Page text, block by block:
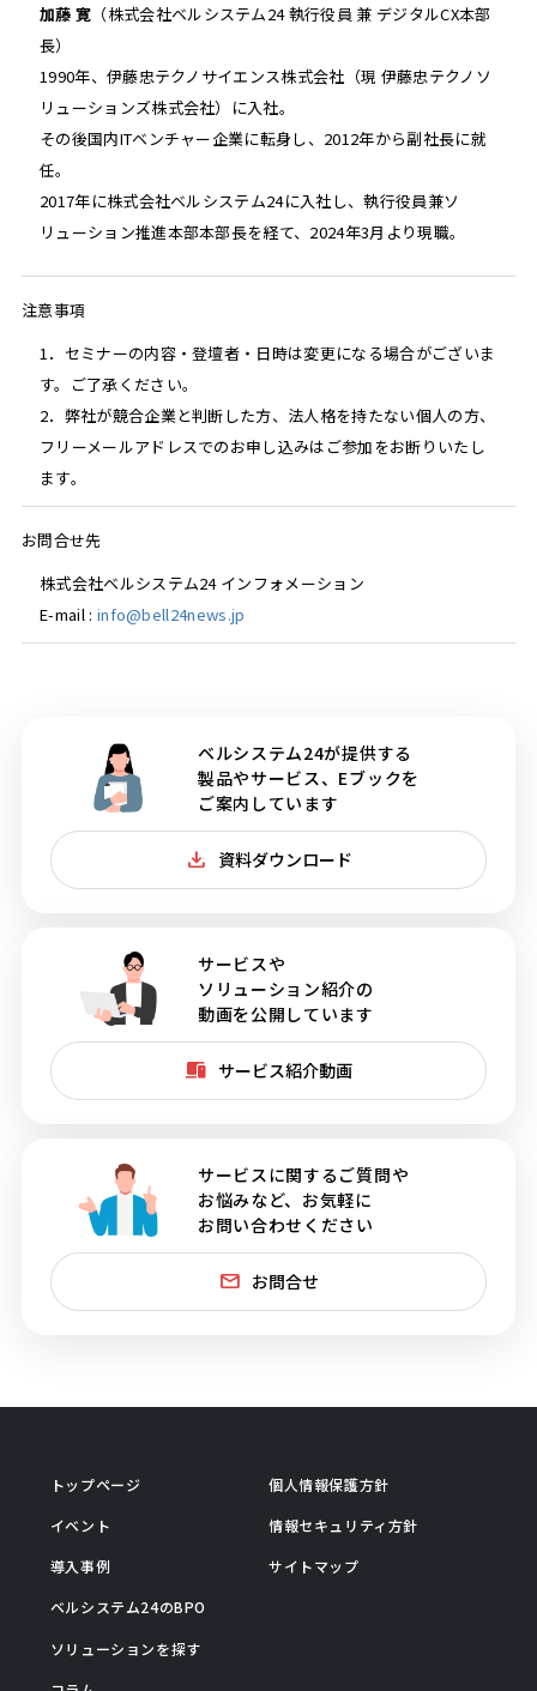
加藤 寛 （株式会社ベルシステム24 執行役員 兼 デジタルCX本部
長）
1990年、伊藤忠テクノサイエンス株式会社（現 伊藤忠テクノソ
リューションズ株式会社）に入社。
その後国内ITベンチャー企業に転身し、2012年から副社長に就
任。
2017年に株式会社ベルシステム24に入社し、執行役員兼ソ
リューション推進本部本部長を経て、2024年3月より現職。
注意事項
1．セミナーの内容・登壇者・日時は変更になる場合がございま
す。ご了承ください。
2．弊社が競合企業と判断した方、法人格を持たない個人の方、
フリーメールアドレスでのお申し込みはご参加をお断りいたし
ます。
お問合せ先
株式会社ベルシステム24 インフォメーション
E-mail : info@bell24news.jp
ベルシステム24が提供する
製品やサービス、Eブックを
ご案内しています
資料ダウンロード
サービスや
ソリューション紹介の
動画を公開しています
サービス紹介動画
サービスに関するご質問や
お悩みなど、お気軽に
お問い合わせください
お問合せ
トップページ
イベント
導入事例
ベルシステム24のBPO
ソリューションを探す
個人情報保護方針
情報セキュリティ方針
サイトマップ